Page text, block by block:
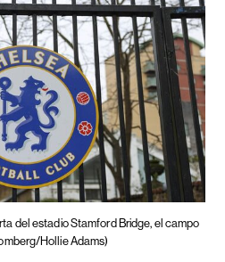
del estadio Stamford Bridge, el campo
Hollie Adams)